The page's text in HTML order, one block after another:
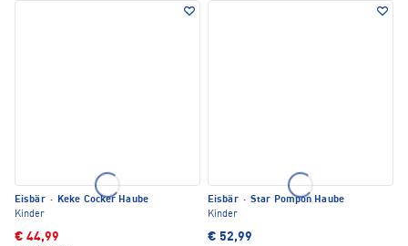
Eisbär · Keke Cocker Haube
Kinder
€ 44,99
Eisbär · Star Pompon Haube
Kinder
€ 52,99